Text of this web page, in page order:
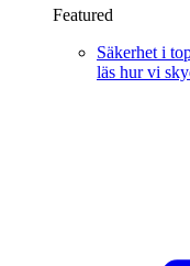
Featured
Säkerhet i
läs hur vi